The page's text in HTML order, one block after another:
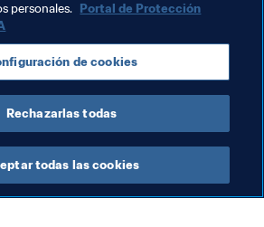
Organización
personales. Portal de Protección
de cookies
Rechazarlas todas
todas las cookies